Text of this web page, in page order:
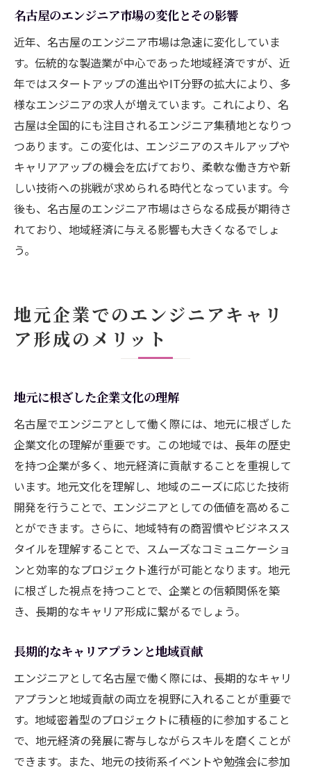
名古屋のエンジニア市場の変化とその影響
近年、名古屋のエンジニア市場は急速に変化していま
す。伝統的な製造業が中心であった地域経済ですが、近
年ではスタートアップの進出やIT分野の拡大により、多
様なエンジニアの求人が増えています。これにより、名
古屋は全国的にも注目されるエンジニア集積地となりつ
つあります。この変化は、エンジニアのスキルアップや
キャリアアップの機会を広げており、柔軟な働き方や新
しい技術への挑戦が求められる時代となっています。今
後も、名古屋のエンジニア市場はさらなる成長が期待さ
れており、地域経済に与える影響も大きくなるでしょ
う。
地元企業でのエンジニアキャリ
ア形成のメリット
地元に根ざした企業文化の理解
名古屋でエンジニアとして働く際には、地元に根ざした
企業文化の理解が重要です。この地域では、長年の歴史
を持つ企業が多く、地元経済に貢献することを重視して
います。地元文化を理解し、地域のニーズに応じた技術
開発を行うことで、エンジニアとしての価値を高めるこ
とができます。さらに、地域特有の商習慣やビジネスス
タイルを理解することで、スムーズなコミュニケーショ
ンと効率的なプロジェクト進行が可能となります。地元
に根ざした視点を持つことで、企業との信頼関係を築
き、長期的なキャリア形成に繋がるでしょう。
長期的なキャリアプランと地域貢献
エンジニアとして名古屋で働く際には、長期的なキャリ
アプランと地域貢献の両立を視野に入れることが重要で
す。地域密着型のプロジェクトに積極的に参加すること
で、地元経済の発展に寄与しながらスキルを磨くことが
できます。また、地元の技術系イベントや勉強会に参加